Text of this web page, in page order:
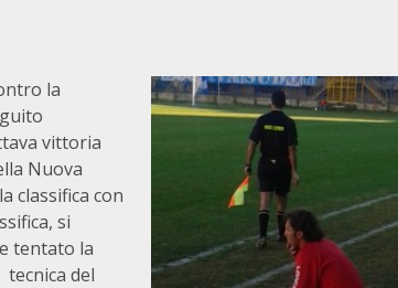
la
vittoria
Nuova
classifica con
si
tentato la
del